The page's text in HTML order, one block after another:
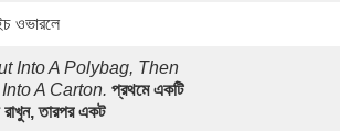
ওভারলে
Into A Polybag, Then
A Carton. প্রথমে একটি
রাখুন, তারপর একট